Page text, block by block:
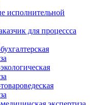
исполнительной
для процессса